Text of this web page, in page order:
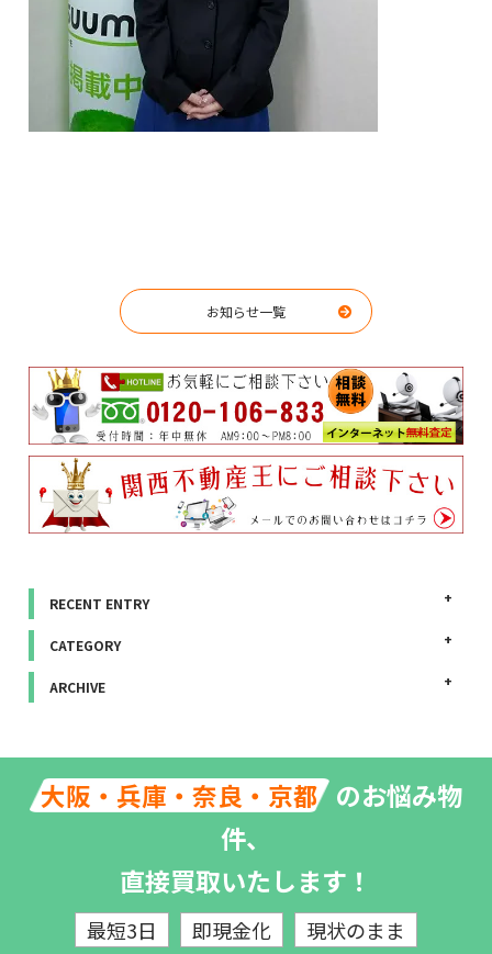
お知らせ一覧
RECENT ENTRY
CATEGORY
ARCHIVE
大阪・兵庫・奈良・京都 のお悩み物
件、
直接買取いたします！
最短3日 即現金化 現状のまま